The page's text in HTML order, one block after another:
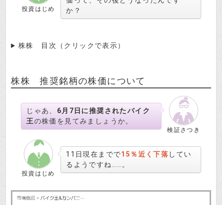
投資はじめ
か？
株株 目次（クリックで表示）
株株 推奨銘柄の株価について
検証さつき
じゃあ、 6月7日に推奨されたバイク
王の株価を見てみましょうか。
投資はじめ
11日現在までで15％近く下落 してい
るようですね……。